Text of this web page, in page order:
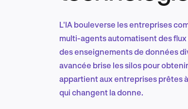
L'IA bouleverse les entreprises
multi-agents automatisent des
des enseignements de données
avancée brise les silos pour
appartient aux entreprises prêtes
qui changent la donne.